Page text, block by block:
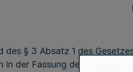
des § 3 Absatz 1 des
in der Fassung der